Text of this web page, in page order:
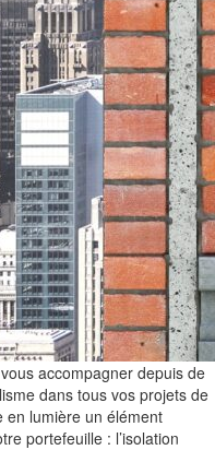
accompagner depuis de
dans tous vos projets de
en lumière un élément
portefeuille : l’isolation